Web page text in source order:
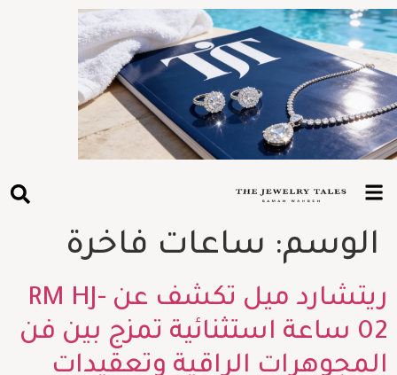
الوسم: ساعات فاخرة
ريتشارد ميل تكشف عن RM HJ-
02 ساعة استثنائية تمزج بين فن
المجوهرات الراقية وتعقيدات